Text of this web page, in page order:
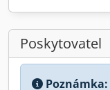
Poskytovatel
Poznámka: